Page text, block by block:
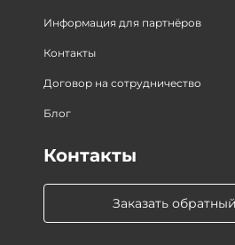
Информация для партнёров
Контакты
Договор на сотрудничество
Блог
Заказать
Контакты